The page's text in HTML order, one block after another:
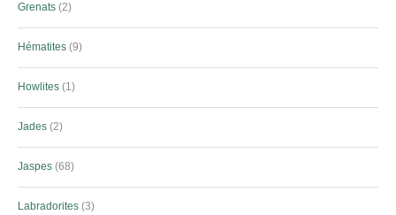
Grenats 2
Hématites 9
Howlites 1
Jades 2
Jaspes 68
Labradorites 3